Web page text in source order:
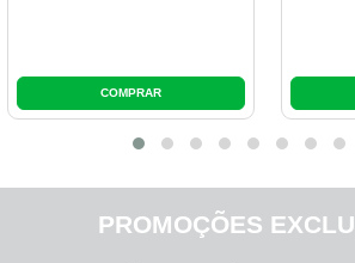
PROMOÇÕES